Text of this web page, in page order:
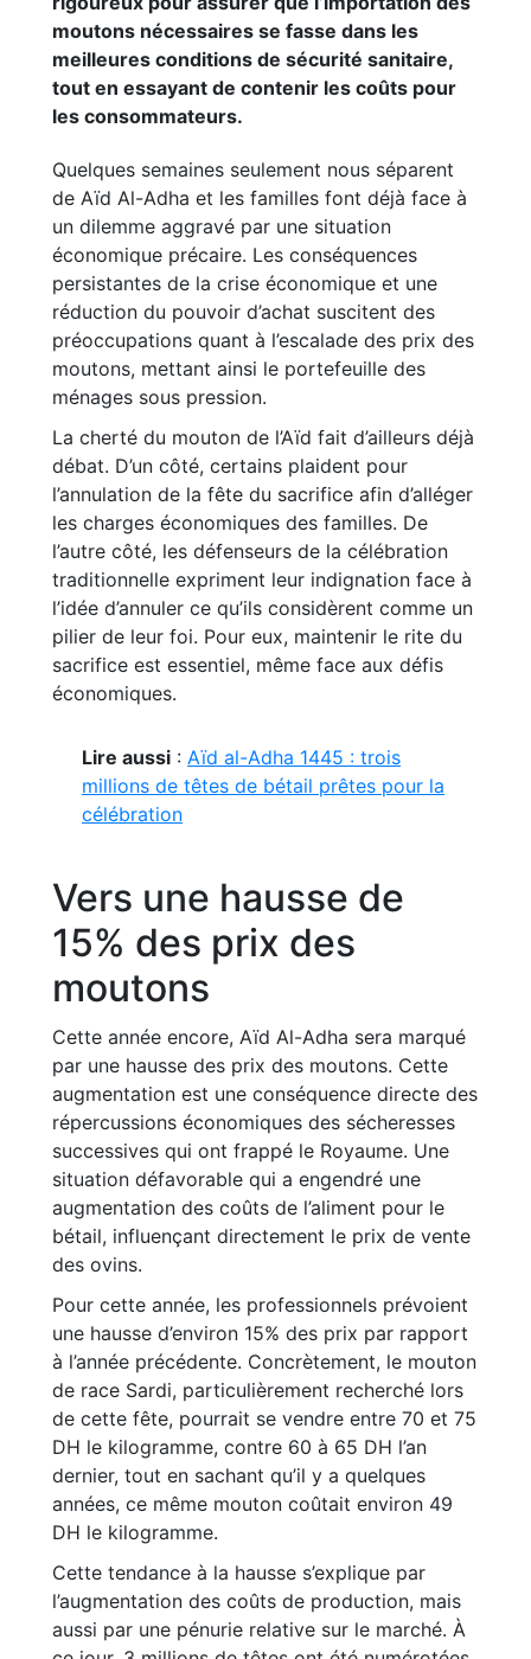
moutons nécessaires se fasse dans les
meilleures conditions de sécurité sanitaire,
tout en essayant de contenir les coûts pour
les consommateurs.
Quelques semaines seulement nous séparent
de Aïd Al-Adha et les familles font déjà face à
un dilemme aggravé par une situation
économique précaire. Les conséquences
persistantes de la crise économique et une
réduction du pouvoir d’achat suscitent des
préoccupations quant à l’escalade des prix des
moutons, mettant ainsi le portefeuille des
ménages sous pression.
La cherté du mouton de l’Aïd fait d’ailleurs déjà
débat. D’un côté, certains plaident pour
l’annulation de la fête du sacrifice afin d’alléger
les charges économiques des familles. De
l’autre côté, les défenseurs de la célébration
traditionnelle expriment leur indignation face à
l’idée d’annuler ce qu’ils considèrent comme un
pilier de leur foi. Pour eux, maintenir le rite du
sacrifice est essentiel, même face aux défis
économiques.
Lire aussi : Aïd al-Adha 1445 : trois
millions de têtes de bétail prêtes pour la
célébration
Vers une hausse de
15% des prix des
moutons
Cette année encore, Aïd Al-Adha sera marqué
par une hausse des prix des moutons. Cette
augmentation est une conséquence directe des
répercussions économiques des sécheresses
successives qui ont frappé le Royaume. Une
situation défavorable qui a engendré une
augmentation des coûts de l’aliment pour le
bétail, influençant directement le prix de vente
des ovins.
Pour cette année, les professionnels prévoient
une hausse d’environ 15% des prix par rapport
à l’année précédente. Concrètement, le mouton
de race Sardi, particulièrement recherché lors
de cette fête, pourrait se vendre entre 70 et 75
DH le kilogramme, contre 60 à 65 DH l’an
dernier, tout en sachant qu’il y a quelques
années, ce même mouton coûtait environ 49
DH le kilogramme.
Cette tendance à la hausse s’explique par
l’augmentation des coûts de production, mais
aussi par une pénurie relative sur le marché. À